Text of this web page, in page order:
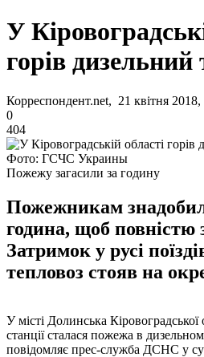
У
горів дизельний
Корреспондент.net, 21 квітня 2018,
0
404
Фото: ГСЧС Украины
Пожежу загасили за годину
Пожежникам
година, щоб повністю
Затримок у русі
тепловоз стояв на
У місті Долинська Кіровоградської
станції сталася пожежа в
повідомляє прес-служба ДСНС у